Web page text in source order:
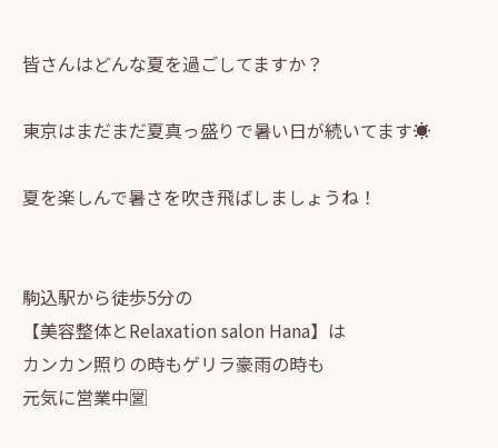
皆さんはどんな夏を過ごしてますか？
東京はまだまだ夏真っ盛りで暑い日が続いてます☀️
夏を楽しんで暑さを吹き飛ばしましょうね！
駒込駅から徒歩5分の
【美容整体とRelaxation salon Hana】は
カンカン照りの時もゲリラ豪雨の時も
元気に営業中🈺